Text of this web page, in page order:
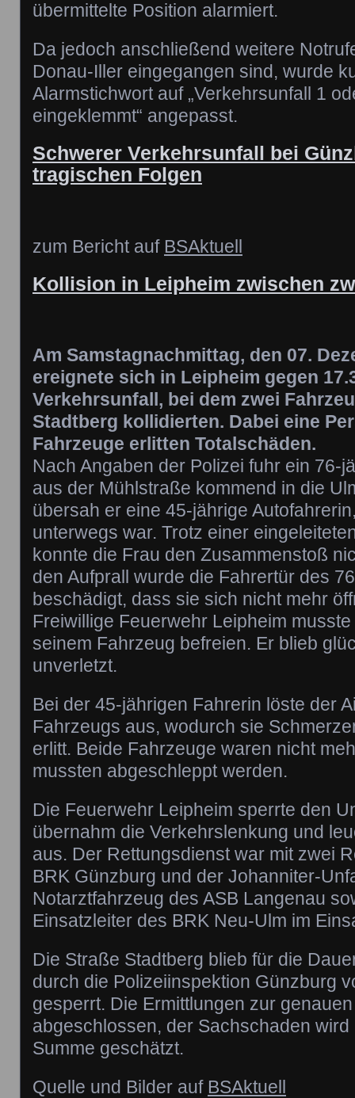
übermittelte Position alarmiert.
Da jedoch anschließend weitere
Donau-Iller eingegangen sind, wurde
Alarmstichwort auf „Verkehrsunfall 1
eingeklemmt“ angepasst.
Schwerer Verkehrsunfall bei
tragischen Folgen
zum Bericht auf BSAktuell
Kollision in Leipheim zwischen
Am Samstagnachmittag, den 07.
ereignete sich in Leipheim gegen
Verkehrsunfall, bei dem zwei
Stadtberg kollidierten. Dabei eine
Fahrzeuge erlitten Totalschäden.
Nach Angaben der Polizei fuhr ein 76-
aus der Mühlstraße kommend in die
übersah er eine 45-jährige
unterwegs war. Trotz einer
konnte die Frau den Zusammenstoß
den Aufprall wurde die Fahrertür des
beschädigt, dass sie sich nicht mehr
Freiwillige Feuerwehr Leipheim
seinem Fahrzeug befreien. Er blieb
unverletzt.
Bei der 45-jährigen Fahrerin löste der
Fahrzeugs aus, wodurch sie
erlitt. Beide Fahrzeuge waren nicht
mussten abgeschleppt werden.
Die Feuerwehr Leipheim sperrte den
übernahm die Verkehrslenkung und
aus. Der Rettungsdienst war mit zwei
BRK Günzburg und der Johanniter-
Notarztfahrzeug des ASB Langenau
Einsatzleiter des BRK Neu-Ulm im
Die Straße Stadtberg blieb für die
durch die Polizeiinspektion Günzburg
gesperrt. Die Ermittlungen zur
abgeschlossen, der Sachschaden
Summe geschätzt.
Quelle und Bilder auf BSAktuell